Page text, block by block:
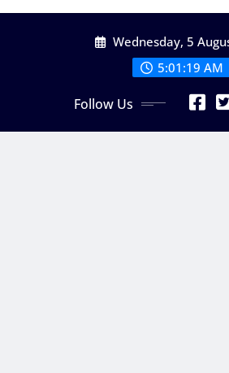
Wednesday, 5
5:01:21 AM
Follow Us